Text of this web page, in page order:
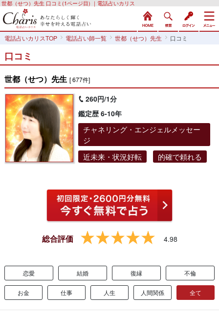
世都（せつ）先生 口コミ(1ページ目) ｜電話占いカリス
電話占いカリスTOP 電話占い師一覧 世都（せつ）先生 口コミ
口コミ
世都（せつ）先生 [ 677件]
260円/1分
鑑定歴 6-10年
チャネリング・エンジェルメッセー
ジ
近未来・状況好転
的確で頼れる
総合評価 4.98
恋愛 結婚 復縁 不倫
お金 仕事 人生 人間関係 全て